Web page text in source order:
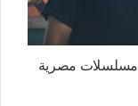
"قلب شمس" يجمع يسرا ومحمد سامي، 4 مسلسلات مصرية